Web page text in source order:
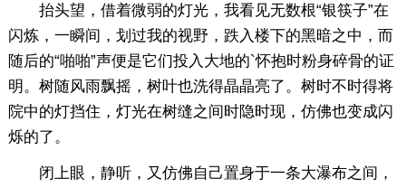
抬头望，借着微弱的灯光，我看见无数根“银筷子”在
闪炼，一瞬间，划过我的视野，跌入楼下的黑暗之中，而
随后的“啪啪”声便是它们投入大地的`怀抱时粉身碎骨的证
明。树随风雨飘摇，树叶也洗得晶晶亮了。树时不时得将
院中的灯挡住，灯光在树缝之间时隐时现，仿佛也变成闪
烁的了。
闭上眼，静听，又仿佛自己置身于一条大瀑布之间，